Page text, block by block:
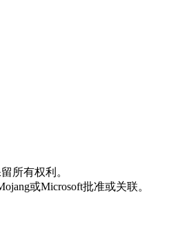
所有权利。
或Microsoft批准或关联。